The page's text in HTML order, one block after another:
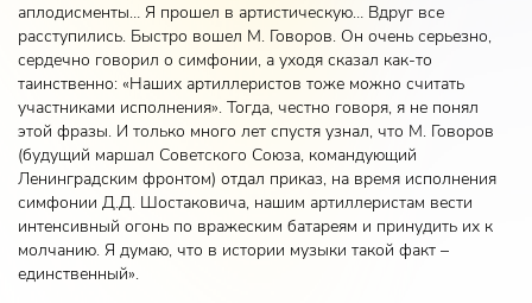
аплодисменты… Я прошел в артистическую… Вдруг все
расступились. Быстро вошел М. Говоров. Он очень серьезно,
сердечно говорил о симфонии, а уходя сказал как-то
таинственно: «Наших артиллеристов тоже можно считать
участниками исполнения». Тогда, честно говоря, я не понял
этой фразы. И только много лет спустя узнал, что М. Говоров
(будущий маршал Советского Союза, командующий
Ленинградским фронтом) отдал приказ, на время исполнения
симфонии Д.Д. Шостаковича, нашим артиллеристам вести
интенсивный огонь по вражеским батареям и принудить их к
молчанию. Я думаю, что в истории музыки такой факт –
единственный».